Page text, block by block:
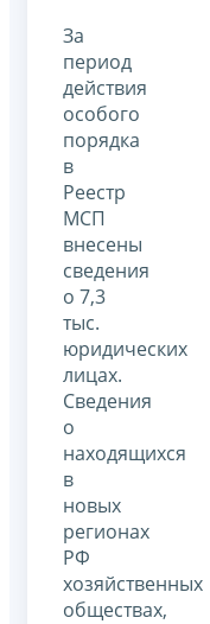
За
период
действия
особого
порядка
в
Реестр
МСП
внесены
сведения
о 7,3
тыс.
юридических
лицах.
Сведения
о
находящихся
в
новых
регионах
РФ
хозяйственных
обществах,